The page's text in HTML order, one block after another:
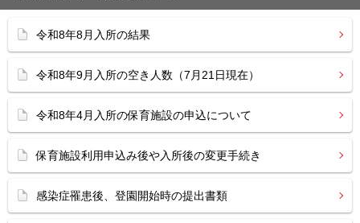
令和8年8月入所の結果
令和8年9月入所の空き人数（7月21日現在）
令和8年4月入所の保育施設の申込について
保育施設利用申込み後や入所後の変更手続き
感染症罹患後、登園開始時の提出書類